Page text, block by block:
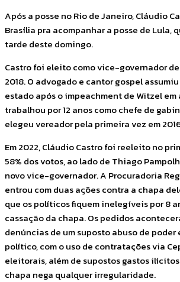
Após a posse no Rio de Janeiro, Cláudio
Brasília pra acompanhar a posse de Lula,
tarde deste domingo.
Castro foi eleito como vice-governador
2018. O advogado e cantor gospel
estado após o impeachment de Witzel em
trabalhou por 12 anos como chefe de
elegeu vereador pela primeira vez em
Em 2022, Cláudio Castro foi reeleito no
58% dos votos, ao lado de Thiago
novo vice-governador. A Procuradoria
entrou com duas ações contra a chapa
que os políticos fiquem inelegíveis por 8
cassação da chapa. Os pedidos
denúncias de um suposto abuso de poder
político, com o uso de contratações via
eleitorais, além de supostos gastos
chapa nega qualquer irregularidade.